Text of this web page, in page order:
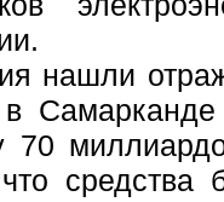
нашли
Самарканде
70
средства